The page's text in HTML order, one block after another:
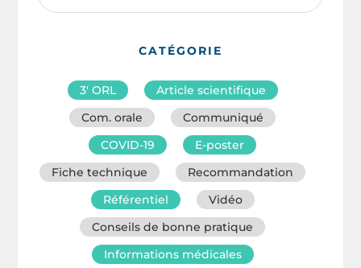
CATÉGORIE
3′ ORL
Article scientifique
Com. orale
Communiqué
COVID-19
E-poster
Fiche technique
Recommandation
Référentiel
Vidéo
Conseils de bonne pratique
Informations médicales